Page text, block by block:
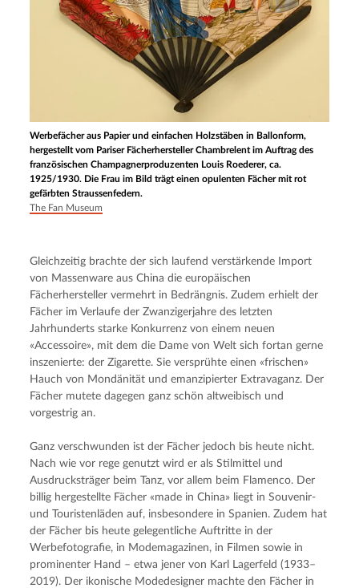
Werbefächer aus Papier und einfachen Holzstäben in Ballonform,
hergestellt vom Pariser Fächerhersteller Chambrelent im Auftrag des
französischen Champagnerproduzenten Louis Roederer, ca.
1925/1930. Die Frau im Bild trägt einen opulenten Fächer mit rot
gefärbten Straussenfedern.
The Fan Museum
Gleichzeitig brachte der sich laufend verstärkende Import
von Massenware aus China die europäischen
Fächerhersteller vermehrt in Bedrängnis. Zudem erhielt der
Fächer im Verlaufe der Zwanzigerjahre des letzten
Jahrhunderts starke Konkurrenz von einem neuen
«Accessoire», mit dem die Dame von Welt sich fortan gerne
inszenierte: der Zigarette. Sie versprühte einen «frischen»
Hauch von Mondänität und emanzipierter Extravaganz. Der
Fächer mutete dagegen ganz schön altweibisch und
vorgestrig an.
Ganz verschwunden ist der Fächer jedoch bis heute nicht.
Nach wie vor rege genutzt wird er als Stilmittel und
Ausdrucksträger beim Tanz, vor allem beim Flamenco. Der
billig hergestellte Fächer «made in China» liegt in Souvenir-
und Touristenläden auf, insbesondere in Spanien. Zudem hat
der Fächer bis heute gelegentliche Auftritte in der
Werbefotografie, in Modemagazinen, in Filmen sowie in
prominenter Hand – etwa jener von Karl Lagerfeld (1933–
2019). Der ikonische Modedesigner machte den Fächer in